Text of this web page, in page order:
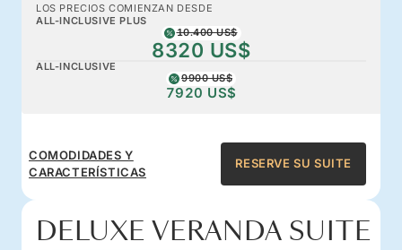
LOS PRECIOS COMIENZAN DESDE
ALL-INCLUSIVE PLUS
10.400 US$
8320 US$
ALL-INCLUSIVE
9900 US$
7920 US$
COMODIDADES Y
CARACTERÍSTICAS
RESERVE SU SUITE
DELUXE VERANDA SUITE